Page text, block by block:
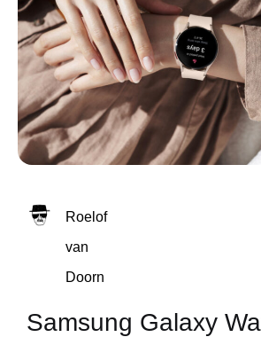
Roelof
van
Doorn
Samsung Galaxy